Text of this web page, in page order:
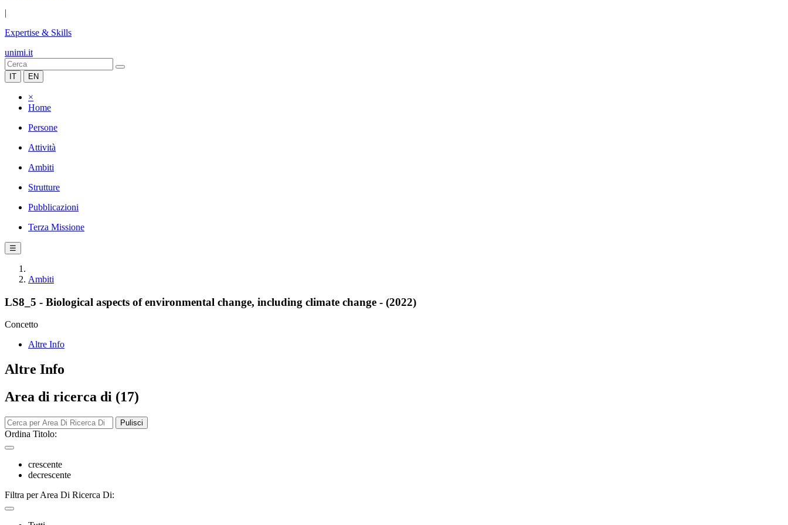
|
Expertise & Skills
unimi.it
IT EN
×
Home
Persone
Attività
Ambiti
Strutture
Pubblicazioni
Terza Missione
☰
Ambiti
LS8_5 - Biological aspects of environmental change, including climate change - (2022)
Concetto
Altre Info
Altre Info
Area di ricerca di (17)
Pulisci
Ordina Titolo:
crescente
decrescente
Filtra per Area Di Ricerca Di: